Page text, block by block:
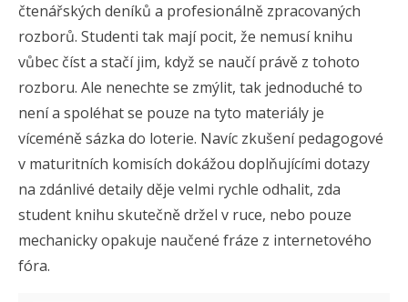
čtenářských deníků a profesionálně zpracovaných
rozborů. Studenti tak mají pocit, že nemusí knihu
vůbec číst a stačí jim, když se naučí právě z tohoto
rozboru. Ale nenechte se zmýlit, tak jednoduché to
není a spoléhat se pouze na tyto materiály je
víceméně sázka do loterie. Navíc zkušení pedagogové
v maturitních komisích dokážou doplňujícími dotazy
na zdánlivé detaily děje velmi rychle odhalit, zda
student knihu skutečně držel v ruce, nebo pouze
mechanicky opakuje naučené fráze z internetového
fóra.